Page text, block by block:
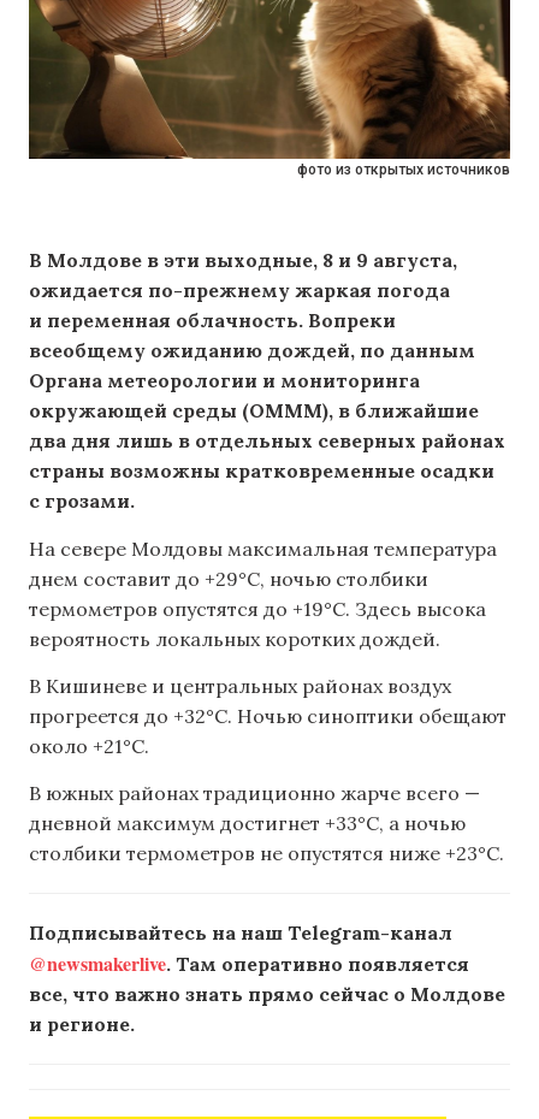
фото из открытых источников
В Молдове в эти выходные, 8 и 9 августа,
ожидается по-прежнему жаркая погода
и переменная облачность. Вопреки
всеобщему ожиданию дождей, по данным
Органа метеорологии и мониторинга
окружающей среды (OMMM), в ближайшие
два дня лишь в отдельных северных районах
страны возможны кратковременные осадки
с грозами.
На севере Молдовы максимальная температура
днем составит до +29°C, ночью столбики
термометров опустятся до +19°C. Здесь высока
вероятность локальных коротких дождей.
В Кишиневе и центральных районах воздух
прогреется до +32°C. Ночью синоптики обещают
около +21°C.
В южных районах традиционно жарче всего —
дневной максимум достигнет +33°C, а ночью
столбики термометров не опустятся ниже +23°C.
Подписывайтесь на наш Telegram-канал
@newsmakerlive. Там оперативно появляется
все, что важно знать прямо сейчас о Молдове
и регионе.